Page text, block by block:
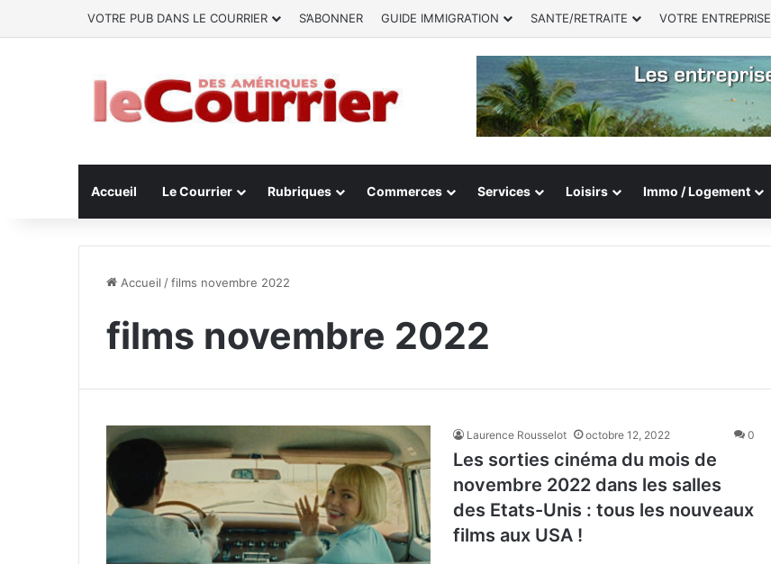
VOTRE PUB DANS LE COURRIER S’ABONNER GUIDE IMMIGRATION SANTE/RETRAITE VOTRE ENTREPRISE
Accueil Le Courrier Rubriques Commerces Services Loisirs Immo / Logement
Accueil /films novembre 2022
films novembre 2022
Laurence Rousselot octobre 12, 2022 0
Les sorties cinéma du mois de
novembre 2022 dans les salles
des Etats-Unis : tous les nouveaux
films aux USA !